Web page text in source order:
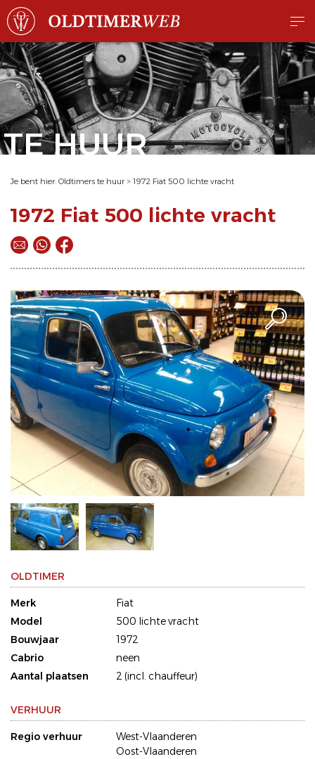
TE HUUR
Je bent hier: Oldtimers te huur > 1972 Fiat 500 lichte vracht
1972 Fiat 500 lichte vracht
OLDTIMER
Merk
Fiat
Model
500 lichte vracht
Bouwjaar
1972
Cabrio
neen
Aantal plaatsen
2 (incl. chauffeur)
VERHUUR
Regio verhuur
West-Vlaanderen
Oost-Vlaanderen